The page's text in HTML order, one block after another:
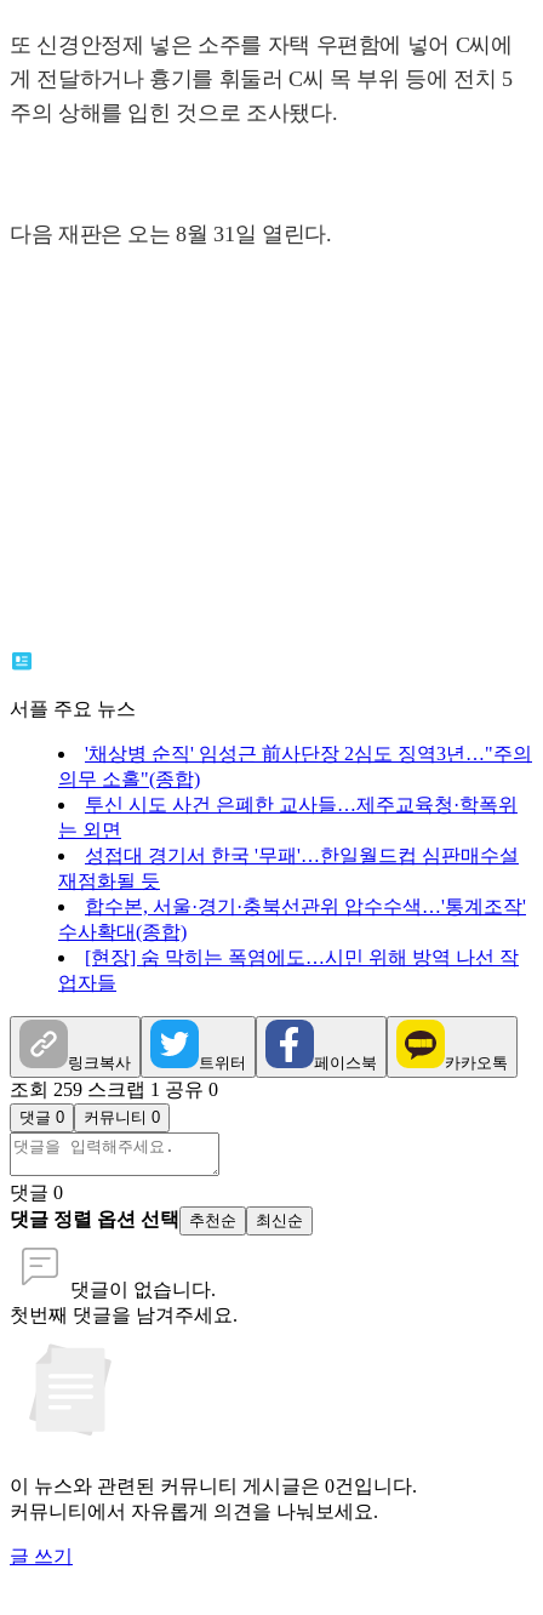
또 신경안정제 넣은 소주를 자택 우편함에 넣어 C씨에
게 전달하거나 흉기를 휘둘러 C씨 목 부위 등에 전치 5
주의 상해를 입힌 것으로 조사됐다.
다음 재판은 오는 8월 31일 열린다.
서플 주요 뉴스
'채상병 순직' 임성근 前사단장 2심도 징역3년…"주의
의무 소홀"(종합)
투신 시도 사건 은폐한 교사들…제주교육청·학폭위
는 외면
성접대 경기서 한국 '무패'…한일월드컵 심판매수설
재점화될 듯
합수본, 서울·경기·충북선관위 압수수색…'통계조작'
수사확대(종합)
[현장] 숨 막히는 폭염에도…시민 위해 방역 나선 작
업자들
링크복사 트위터 페이스북 카카오톡
조회 259 스크랩 1 공유 0
댓글 0 커뮤니티 0
댓글 0
댓글 정렬 옵션 선택
추천순 최신순
댓글이 없습니다.
첫번째 댓글을 남겨주세요.
이 뉴스와 관련된 커뮤니티 게시글은 0건입니다.
커뮤니티에서 자유롭게 의견을 나눠보세요.
글 쓰기